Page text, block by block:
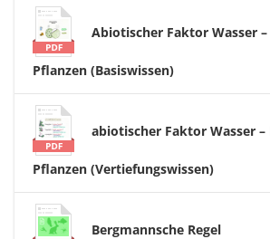
Abiotischer Faktor Wasser
Pflanzen (Basiswissen)
abiotischer Faktor Wasser –
Pflanzen (Vertiefungswissen)
Bergmannsche Regel